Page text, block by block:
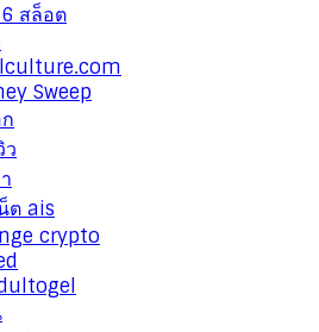
สล็อต
Sweep
ว
ต ais
crypto